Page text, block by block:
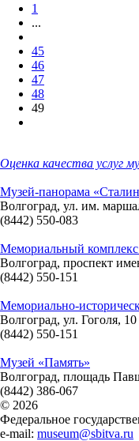
1
...
45
46
47
48
49
Оценка качества услуг
Музей-панорама
Волгоград, ул. им.
(8442) 550-083
Мемориальный
Волгоград, проспект
(8442) 550-151
Мемориально-
Волгоград, ул. Гоголя, 10
(8442) 550-151
Музей «Память»
Волгоград, площадь
(8442) 386-067
© 2026
Федеральное
e-mail: museum@sbitva.ru